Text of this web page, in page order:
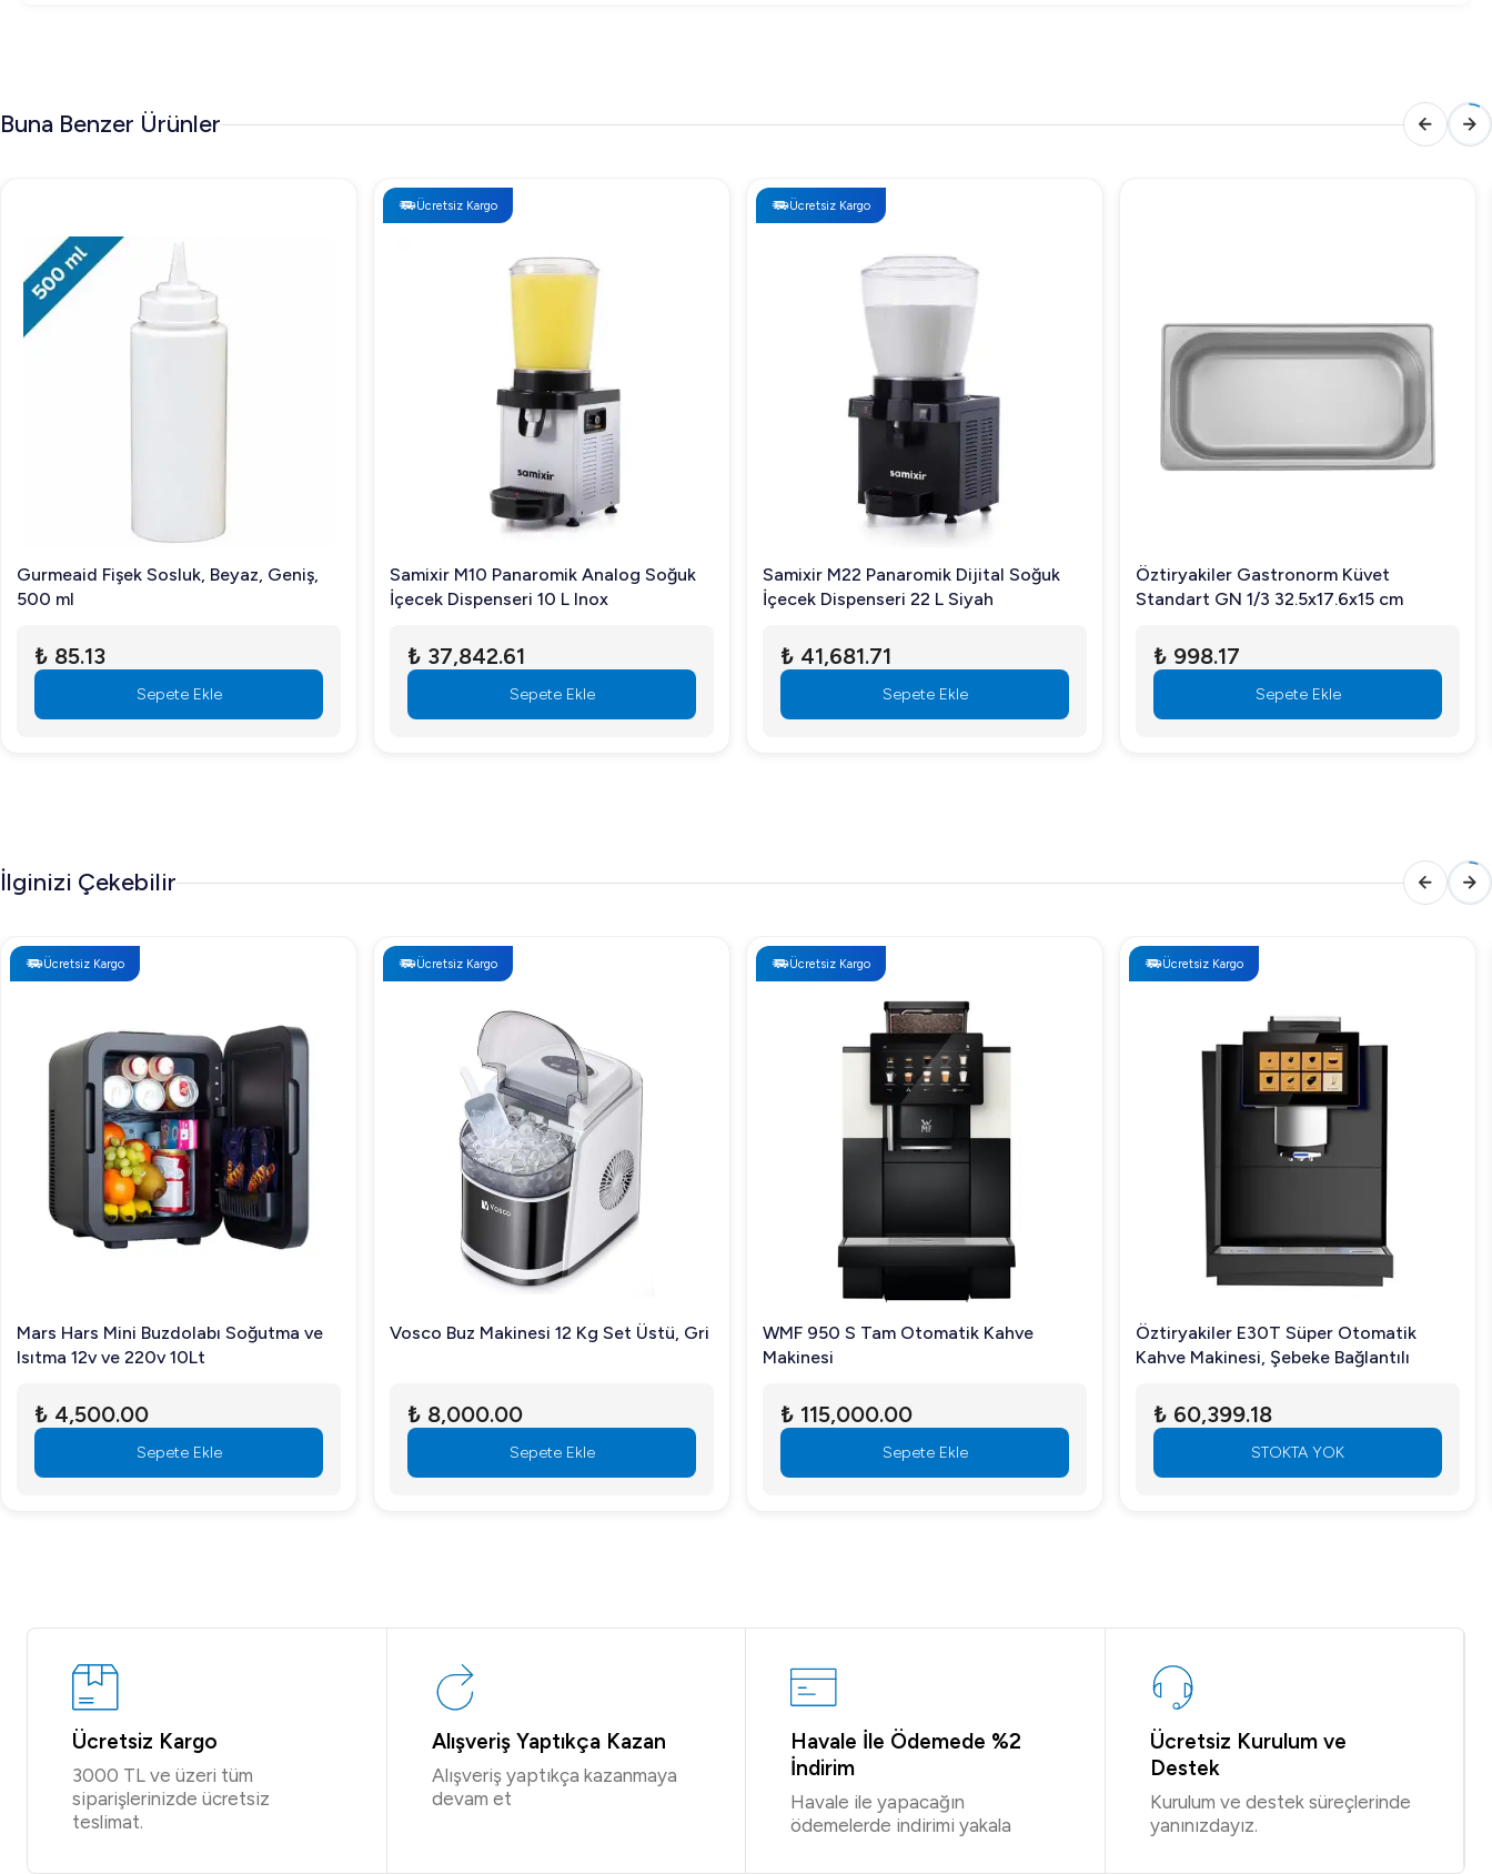
Öztiryakiler 700 Seri Set Üstü Bain Marie Gazlı 80*70*30-Gn Kaplar Hariç, sahip olduğu üstün özellikler ve işlevselliği ile fiyat performans açısından oldukça avantajlı bir
seçenek sunmaktadır. Profesyonel mutfak ekipmanlarına yatırım yaparken dikkate alınması gereken bu cihaz, uzun vadede işletmeniz için kârlı bir yatırım olacaktır.
Öztiryakiler 700 Seri Set Üstü Bain Marie Gazlı 80*70*30-Gn Kaplar Hariç Neden Tercih Edilmeli?
Öztiryakiler 700 Seri Set Üstü Bain Marie Gazlı, güvenilirlik ve verimlilik üzerine odaklanarak tasarlanmıştır. Paslanmaz çelik malzeme, dayanıklılığı ve hijyenik yapısıyla öne çıkar. Ek
olarak, çeşitli yemekleri sıcak tutmak için ideal bir çözüm sunar ve büyük miktarlarda yiyecek servis eden işletmelerin iş akışını optimize eder.
Öztiryakiler Bain Marie, doğalgaz veya LPG ile çalışabilmektedir. Profesyonel bir tesisatçı tarafından doğru bağlantıların yapılması önerilir.
Cihazın temizlik işlemleri nasıl yapılır?
Paslanmaz çelik yüzeyler düzenli olarak uygun temizlik maddeleri ile temizlenmeli ve tahliye vanası sayesinde kolayca su boşaltması yapılarak bakım sağlanmalıdır.
Cihaz, 80'lik modelde 2 adet GN 1/1 küvet kapasitesine sahiptir ve cihazın ebatlarına göre bu sayı değişebilir.
Öztiryakiler 700 Seri Set Üstü Bain Marie Gazlı 80*70*30-Gn Kaplar Hariç, mutfak ekipmanları arasında sunduğu avantajlarla önde gelen bir çözümdür. Arıgastro olarak, bu
Buna Benzer Ürünler
Gurmeaid Fişek Sosluk, Beyaz, Geniş,
500 ml
₺ 85.13
Sepete Ekle
Ücretsiz Kargo
Samixir M10 Panaromik Analog Soğuk
İçecek Dispenseri 10 L Inox
₺ 37,842.61
Sepete Ekle
Ücretsiz Kargo
Samixir M22 Panaromik Dijital Soğuk
İçecek Dispenseri 22 L Siyah
₺ 41,681.71
Sepete Ekle
Öztiryakiler Gastronorm Küvet
Standart GN 1/3 32.5x17.6x15 cm
₺ 998.17
Sepete Ekle
İlginizi Çekebilir
Ücretsiz Kargo
Mars Hars Mini Buzdolabı Soğutma ve
Isıtma 12v ve 220v 10Lt
₺ 4,500.00
Sepete Ekle
Ücretsiz Kargo
Vosco Buz Makinesi 12 Kg Set Üstü, Gri
₺ 8,000.00
Sepete Ekle
Ücretsiz Kargo
WMF 950 S Tam Otomatik Kahve
Makinesi
₺ 115,000.00
Sepete Ekle
Ücretsiz Kargo
Öztiryakiler E30T Süper Otomatik
Kahve Makinesi, Şebeke Bağlantılı
₺ 60,399.18
STOKTA YOK
Ücretsiz Kargo
3000 TL ve üzeri tüm
siparişlerinizde ücretsiz
teslimat.
Alışveriş Yaptıkça Kazan
Alışveriş yaptıkça kazanmaya
devam et
Havale İle Ödemede %2
İndirim
Havale ile yapacağın
ödemelerde indirimi yakala
Ücretsiz Kurulum ve
Destek
Kurulum ve destek süreçlerinde
yanınızdayız.